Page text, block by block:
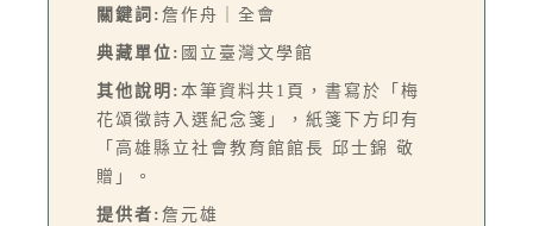
關鍵詞: 詹作舟｜全會
典藏單位: 國立臺灣文學館
其他說明: 本筆資料共1頁，書寫於「梅
花頌徵詩入選紀念箋」，紙箋下方印有
「高雄縣立社會教育館館長 邱士錦 敬
贈」。
提供者: 詹元雄